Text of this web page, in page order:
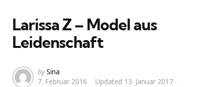
Larissa Z – Model aus
Leidenschaft
Posted
by
by Sina
7. Februar 2016
Updated 13. Januar 2017